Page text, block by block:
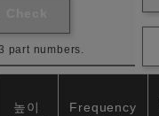
part numbers.
높이
Frequency